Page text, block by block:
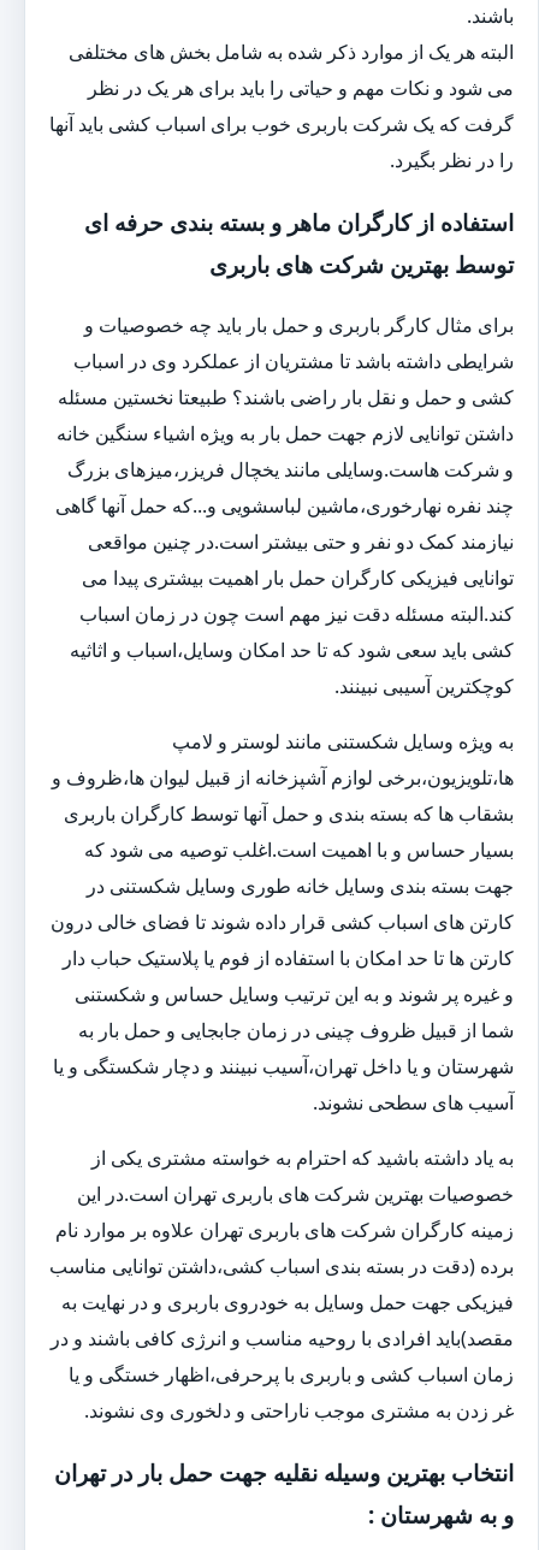
باشند.
البته هر یک از موارد ذکر شده به شامل بخش های مختلفی
می شود و نکات مهم و حیاتی را باید برای هر یک در نظر
گرفت که یک شرکت باربری خوب برای اسباب کشی باید آنها
را در نظر بگیرد.
استفاده از کارگران ماهر و بسته بندی حرفه ای
توسط بهترین شرکت های باربری
برای مثال کارگر باربری و حمل بار باید چه خصوصیات و
شرایطی داشته باشد تا مشتریان از عملکرد وی در اسباب
کشی و حمل و نقل بار راضی باشند؟ طبیعتا نخستین مسئله
داشتن توانایی لازم جهت حمل بار به ویژه اشیاء سنگین خانه
و شرکت هاست.وسایلی مانند یخچال فریزر،میزهای بزرگ
چند نفره نهارخوری،ماشین لباسشویی و...که حمل آنها گاهی
نیازمند کمک دو نفر و حتی بیشتر است.در چنین مواقعی
توانایی فیزیکی کارگران حمل بار اهمیت بیشتری پیدا می
کند.البته مسئله دقت نیز مهم است چون در زمان اسباب
کشی باید سعی شود که تا حد امکان وسایل،اسباب و اثاثیه
کوچکترین آسیبی نبینند.
به ویژه وسایل شکستنی مانند لوستر و لامپ
ها،تلویزیون،برخی لوازم آشپزخانه از قبیل لیوان ها،ظروف و
بشقاب ها که بسته بندی و حمل آنها توسط کارگران باربری
بسیار حساس و با اهمیت است.اغلب توصیه می شود که
جهت بسته بندی وسایل خانه طوری وسایل شکستنی در
کارتن های اسباب کشی قرار داده شوند تا فضای خالی درون
کارتن ها تا حد امکان با استفاده از فوم یا پلاستیک حباب دار
و غیره پر شوند و به این ترتیب وسایل حساس و شکستنی
شما از قبیل ظروف چینی در زمان جابجایی و حمل بار به
شهرستان و یا داخل تهران،آسیب نبینند و دچار شکستگی و یا
آسیب های سطحی نشوند.
به یاد داشته باشید که احترام به خواسته مشتری یکی از
خصوصیات بهترین شرکت های باربری تهران است.در این
زمینه کارگران شرکت های باربری تهران علاوه بر موارد نام
برده (دقت در بسته بندی اسباب کشی،داشتن توانایی مناسب
فیزیکی جهت حمل وسایل به خودروی باربری و در نهایت به
مقصد)باید افرادی با روحیه مناسب و انرژی کافی باشند و در
زمان اسباب کشی و باربری با پرحرفی،اظهار خستگی و یا
غر زدن به مشتری موجب ناراحتی و دلخوری وی نشوند.
انتخاب بهترین وسیله نقلیه جهت حمل بار در تهران
و به شهرستان :